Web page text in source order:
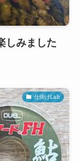
しみました
仕掛けLab